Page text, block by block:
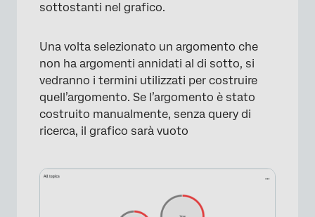
sottostanti nel grafico.
Una volta selezionato un argomento che
non ha argomenti annidati al di sotto, si
vedranno i termini utilizzati per costruire
quell’argomento. Se l’argomento è stato
costruito manualmente, senza query di
ricerca, il grafico sarà vuoto